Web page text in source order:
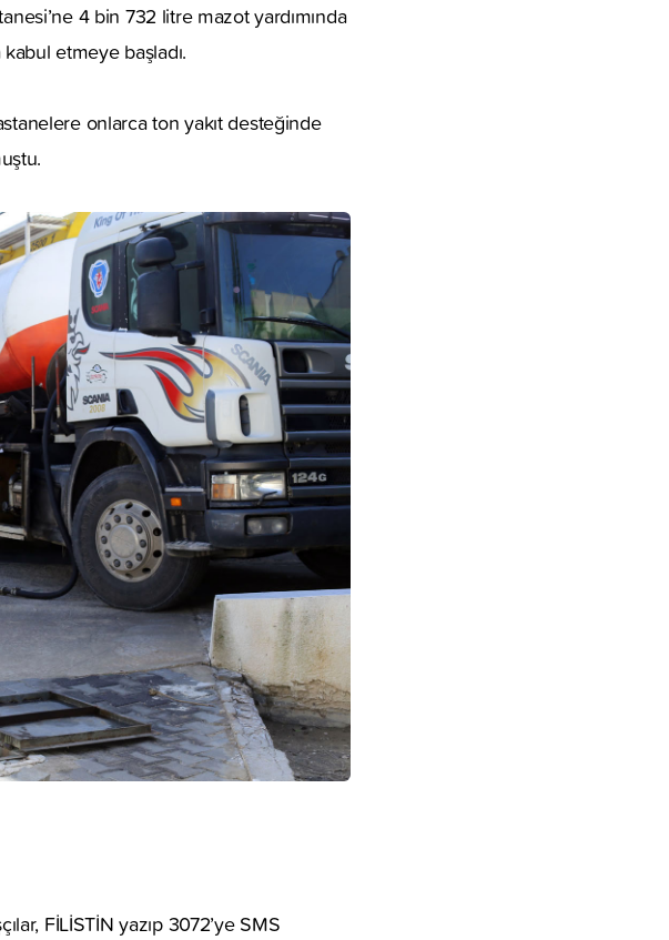
4 bin 732 litre mazot yardımında
etmeye başladı.
onlarca ton yakıt desteğinde
FİLİSTİN yazıp 3072’ye SMS